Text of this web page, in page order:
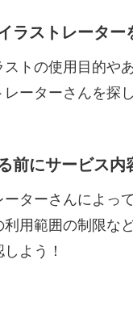
ラストレーター
ストの使用目的や
レーターさんを探
前にサービス内
ーターさんによっ
利用範囲の制限な
よう！